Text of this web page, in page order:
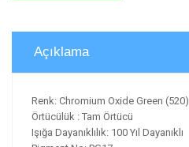
Açıklama
Renk: Chromium Oxide Green (520)
Örtücülük : Tam Örtücü
Işığa Dayanıklılık: 100 Yıl Dayanıklı